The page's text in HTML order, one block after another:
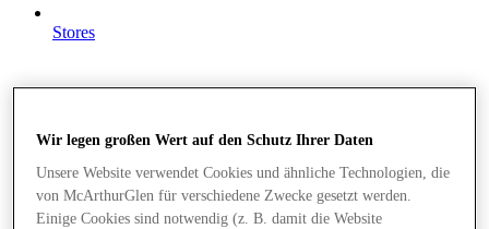
Stores
Wir legen großen Wert auf den Schutz Ihrer Daten
Unsere Website verwendet Cookies und ähnliche Technologien, die
von McArthurGlen für verschiedene Zwecke gesetzt werden.
Einige Cookies sind notwendig (z. B. damit die Website